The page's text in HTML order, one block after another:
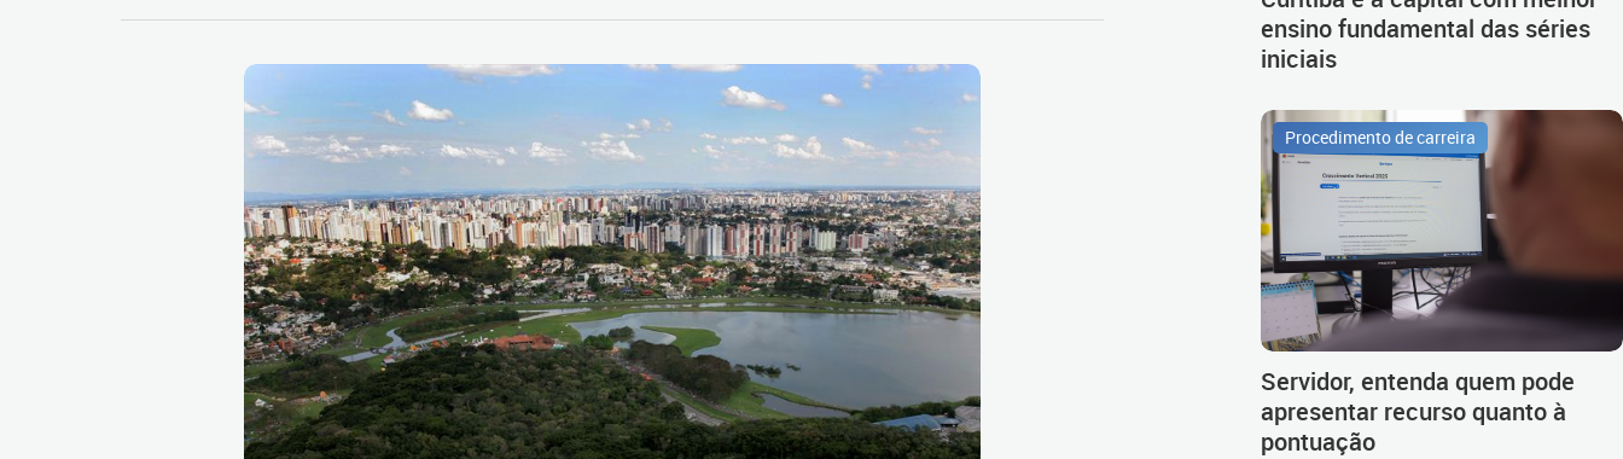
ensino fundamental das séries
iniciais
Procedimento de carreira
Servidor, entenda quem pode
apresentar recurso quanto à
pontuação